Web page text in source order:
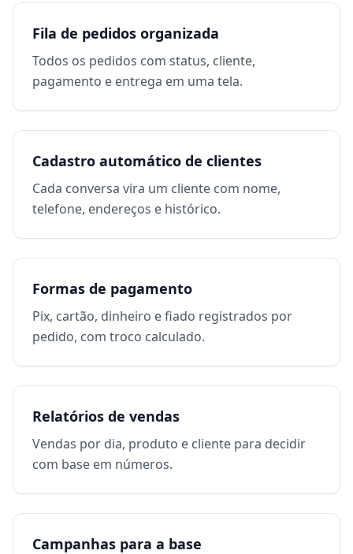
Fila de pedidos organizada
Todos os pedidos com status, cliente,
pagamento e entrega em uma tela.
Cadastro automático de clientes
Cada conversa vira um cliente com nome,
telefone, endereços e histórico.
Formas de pagamento
Pix, cartão, dinheiro e fiado registrados por
pedido, com troco calculado.
Relatórios de vendas
Vendas por dia, produto e cliente para decidir
com base em números.
Campanhas para a base